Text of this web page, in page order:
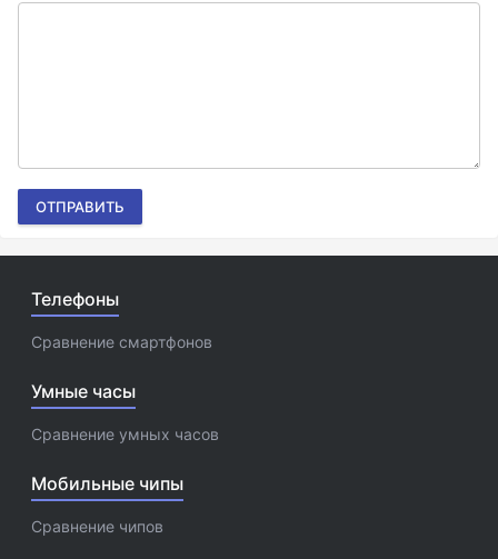
ОТПРАВИТЬ
Телефоны
Сравнение смартфонов
Умные часы
Сравнение умных часов
Мобильные чипы
Сравнение чипов